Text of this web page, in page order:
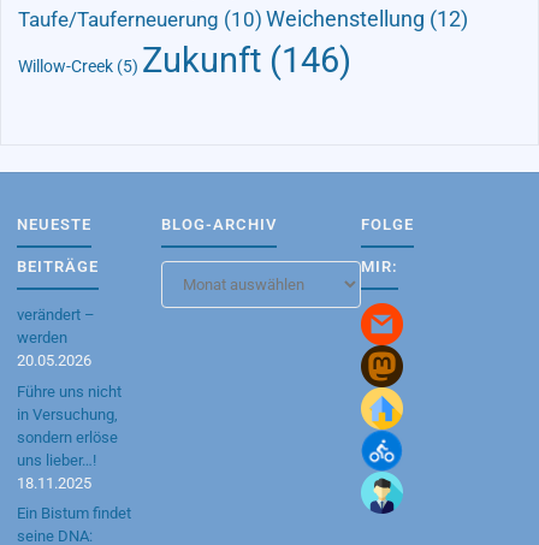
Taufe/Tauferneuerung (10) Weichenstellung (12)
Willow-Creek (5) Zukunft (146)
NEUESTE
BEITRÄGE
verändert –
werden
20.05.2026
Führe uns nicht
in Versuchung,
sondern erlöse
uns lieber…!
18.11.2025
Ein Bistum findet
seine DNA:
BLOG-ARCHIV
Archiv
FOLGE
MIR: